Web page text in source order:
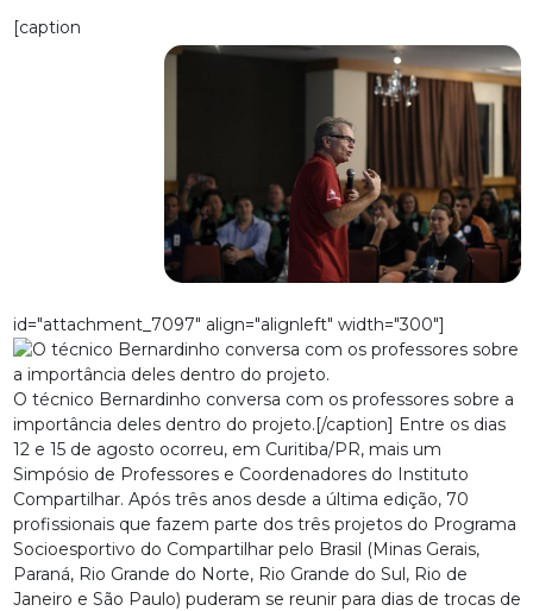
PARTICIPANTES
[caption
id="attachment_7097" align="alignleft" width="300"]
O técnico Bernardinho conversa com os professores sobre a
importância deles dentro do projeto.[/caption] Entre os dias
12 e 15 de agosto ocorreu, em Curitiba/PR, mais um
Simpósio de Professores e Coordenadores do Instituto
Compartilhar. Após três anos desde a última edição, 70
profissionais que fazem parte dos três projetos do Programa
Socioesportivo do Compartilhar pelo Brasil (Minas Gerais,
Paraná, Rio Grande do Norte, Rio Grande do Sul, Rio de
Janeiro e São Paulo) puderam se reunir para dias de trocas de